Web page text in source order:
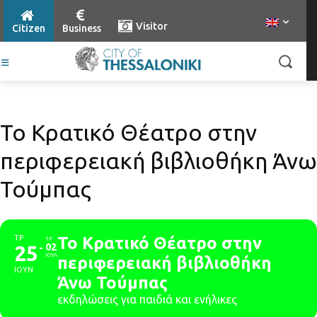
Citizen Business Visitor
Το Κρατικό Θέατρο στην
περιφερειακή βιβλιοθήκη Άνω
Τούμπας
ΤΡ
25
ΙΟΥΝ
ΤΡ
02
ΙΟΥΛ
Το Κρατικό Θέατρο στην
περιφερειακή βιβλιοθήκη
Άνω Τούμπας
εκδηλώσεις για παιδιά και ενήλικες